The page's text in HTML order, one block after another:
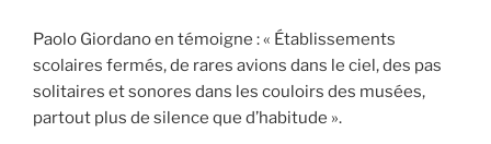
Paolo Giordano en témoigne : « Établissements
scolaires fermés, de rares avions dans le ciel, des pas
solitaires et sonores dans les couloirs des musées,
partout plus de silence que d’habitude ».